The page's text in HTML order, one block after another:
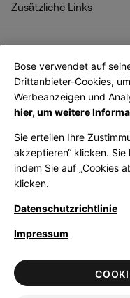
Zusätzliche Links
Bose
Legal
Bose verwendet auf
Drittanbieter-Cookies,
Werbeanzeigen und
hier, um weitere
Sie erteilen Ihre
akzeptieren“ klicken.
indem Sie auf „Cookies
klicken.
Datenschutzrichtlinie
Impressum